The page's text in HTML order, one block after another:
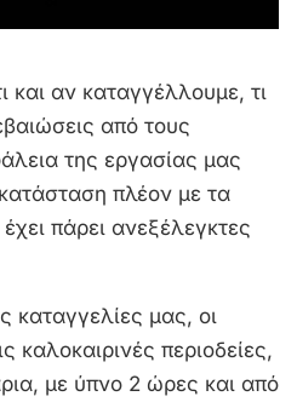
και αν καταγγέλλουμε, τι
από τους
της εργασίας μας
πλέον με τα
πάρει ανεξέλεγκτες
καταγγελίες μας, οι
καλοκαιρινές περιοδείες,
με ύπνο 2 ώρες και από